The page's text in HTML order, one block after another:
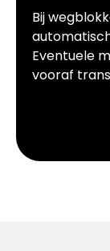
Bij
Eventuele
vooraf